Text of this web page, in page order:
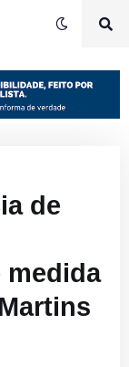
de
medida